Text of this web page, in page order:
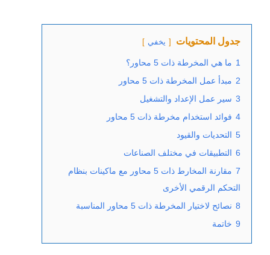
جدول المحتويات يخفي
1 ما هي المخرطة ذات 5 محاور؟
2 مبدأ عمل المخرطة ذات 5 محاور
3 سير عمل الإعداد والتشغيل
4 فوائد استخدام مخرطة ذات 5 محاور
5 التحديات والقيود
6 التطبيقات في مختلف الصناعات
7
مقارنة المخارط ذات 5 محاور مع ماكينات بنظام
التحكم الرقمي الأخرى
8 نصائح لاختيار المخرطة ذات 5 محاور المناسبة
9 خاتمة